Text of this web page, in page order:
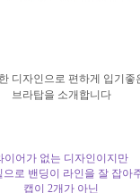
디자인으로 편하게 입기좋
브라탑을 소개합니다
이어가 없는 디자인이지만
으로 밴딩이 라인을 잘 잡아
캡이 2개가 아닌